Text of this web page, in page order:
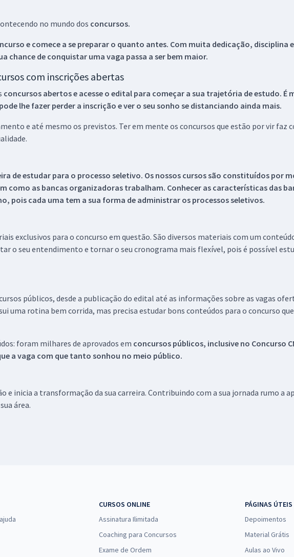
no mundo dos concursos.
e comece a se preparar o quanto antes. Com muita dedicação, disciplina
chance de conquistar uma vaga passa a ser bem maior.
com inscrições abertas
concursos abertos e acesse o edital para começar a sua trajetória de estudo.
lhe fazer perder a inscrição e ver o seu sonho se distanciando ainda mais.
e até mesmo os previstos. Ter em mente os concursos que estão por vir faz
de estudar para o processo seletivo. Os nossos cursos são constituídos por
como as bancas organizadoras trabalham. Conhecer as características das
pois cada uma tem a sua forma de administrar os processos seletivos.
exclusivos para o concurso em questão. São diversos materiais com um
o seu entendimento e tornar o seu cronograma mais flexível, pois é possível
públicos, desde a publicação do edital até as informações sobre as vagas
uma rotina bem corrida, mas precisa estudar bons conteúdos para o concurso
foram milhares de aprovados em concursos públicos, inclusive no Concurso
a vaga com que tanto sonhou no meio público.
e inicia a transformação da sua carreira. Contribuindo com a sua jornada rumo a
área.
CURSOS ONLINE
Assinatura Ilimitada
Coaching para Concursos
Exame de Ordem
PÁGINAS ÚTEIS
Depoimentos
Material Grátis
Aulas ao Vivo